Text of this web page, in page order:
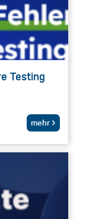
Testing
mehr